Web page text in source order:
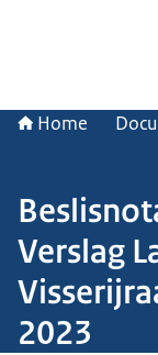
Home
Verslag
2023